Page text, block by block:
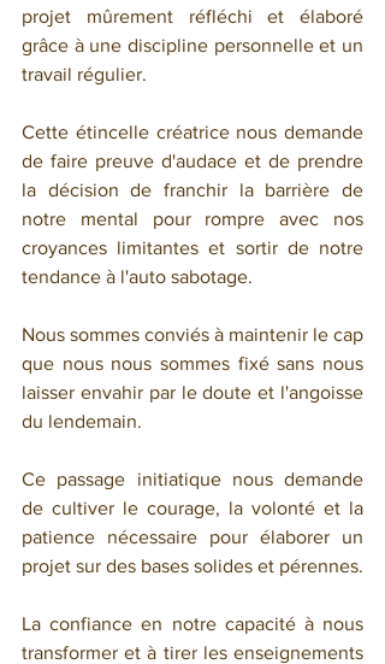
projet mûrement réfléchi et élaboré
grâce à une discipline personnelle et un
travail régulier.
Cette étincelle créatrice nous demande
de faire preuve d'audace et de prendre
la décision de franchir la barrière de
notre mental pour rompre avec nos
croyances limitantes et sortir de notre
tendance à l'auto sabotage.
Nous sommes conviés à maintenir le cap
que nous nous sommes fixé sans nous
laisser envahir par le doute et l'angoisse
du lendemain.
Ce passage initiatique nous demande
de cultiver le courage, la volonté et la
patience nécessaire pour élaborer un
projet sur des bases solides et pérennes.
La confiance en notre capacité à nous
transformer et à tirer les enseignements